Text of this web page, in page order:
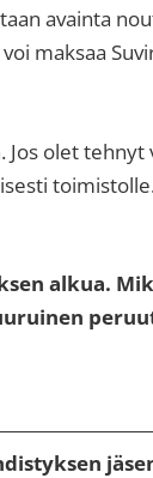
avainta
maksaa
olet tehnyt
alkua.